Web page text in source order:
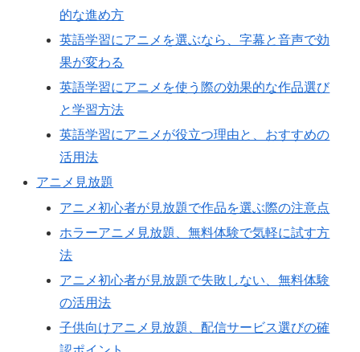
的な進め方
英語学習にアニメを選ぶなら、字幕と音声で効
果が変わる
英語学習にアニメを使う際の効果的な作品選び
と学習方法
英語学習にアニメが役立つ理由と、おすすめの
活用法
アニメ見放題
アニメ初心者が見放題で作品を選ぶ際の注意点
ホラーアニメ見放題、無料体験で気軽に試す方
法
アニメ初心者が見放題で失敗しない、無料体験
の活用法
子供向けアニメ見放題、配信サービス選びの確